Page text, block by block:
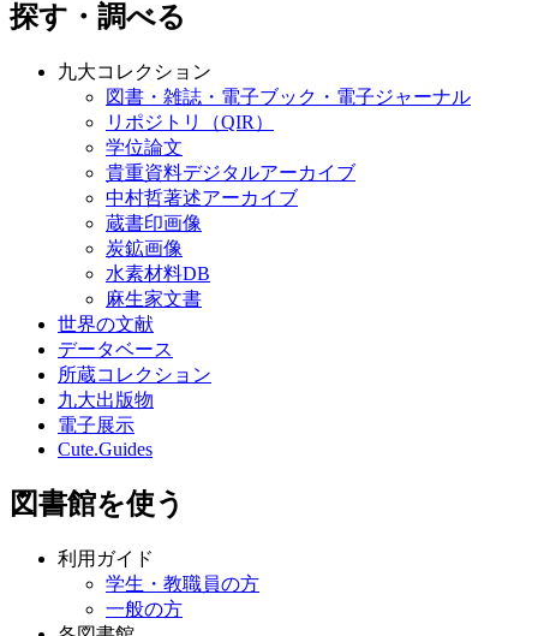
探す・調べる
九大コレクション
図書・雑誌・電子ブック・電子ジャーナル
リポジトリ（QIR）
学位論文
貴重資料デジタルアーカイブ
中村哲著述アーカイブ
蔵書印画像
炭鉱画像
水素材料DB
麻生家文書
世界の文献
データベース
所蔵コレクション
九大出版物
電子展示
Cute.Guides
図書館を使う
利用ガイド
学生・教職員の方
一般の方